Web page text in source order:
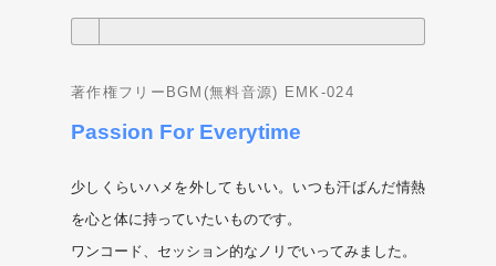
著作権フリーBGM(無料音源) EMK-024
Passion For Everytime
少しくらいハメを外してもいい。いつも汗ばんだ情熱
を心と体に持っていたいものです。
ワンコード、セッション的なノリでいってみました。